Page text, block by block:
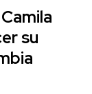
su